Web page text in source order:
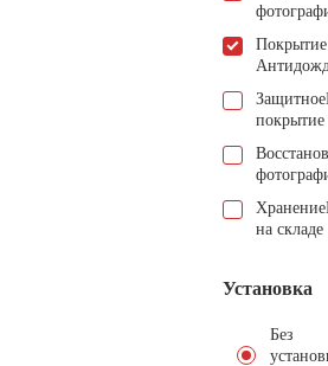
Покрытие
Защитное
покрытие
Хранение
на складе
Установка
Без